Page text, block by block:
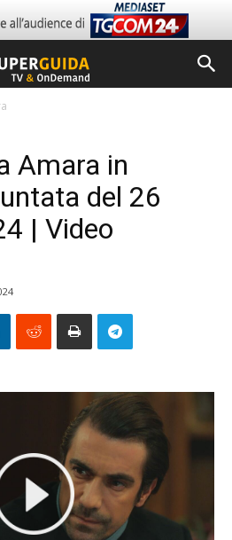
Amara in
del 26
| Video